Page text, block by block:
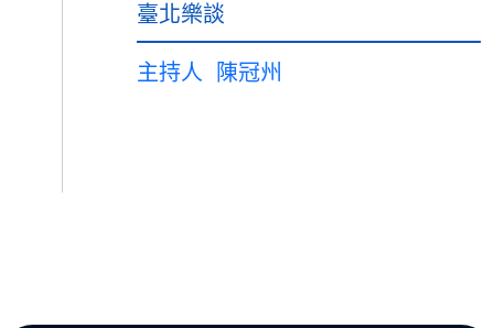
臺北樂談
主持人 陳冠州